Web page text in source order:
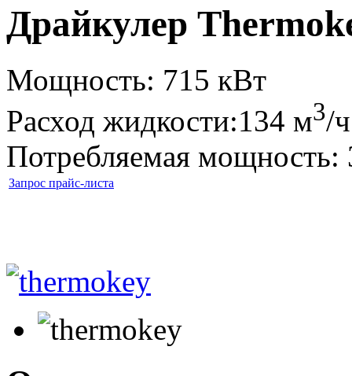
Драйкулер
Мощность: 715 кВт
Расход жидкости:134 м3/ч
Потребляемая мощность:
Запрос прайс-листа